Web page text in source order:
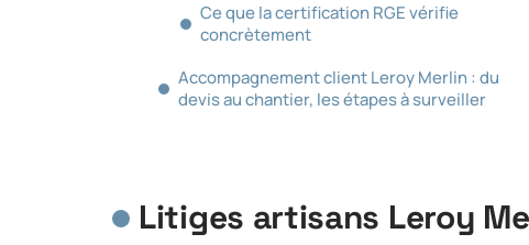
Ce que la certification RGE vérifie
concrètement
Accompagnement client Leroy Merlin : du
devis au chantier, les étapes à surveiller
Litiges artisans Leroy